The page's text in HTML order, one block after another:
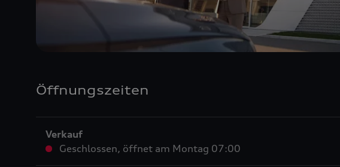
Öffnungszeiten
Verkauf
Geschlossen, öffnet am Montag 07:00